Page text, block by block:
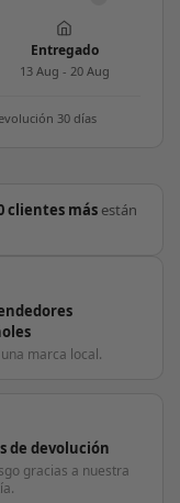
Entregado
13 Aug - 20 Aug
30 días
clientes más están
marca local.
de devolución
gracias a nuestra